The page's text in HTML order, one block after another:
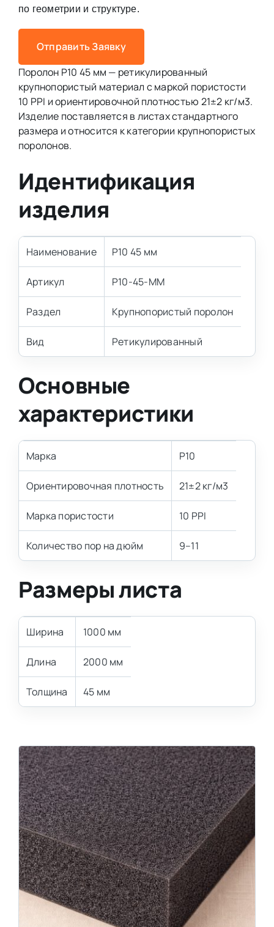
по геометрии и структуре.
Отправить Заявку
Поролон P10 45 мм — ретикулированный
крупнопористый материал с маркой пористости
10 PPI и ориентировочной плотностью 21±2 кг/м3.
Изделие поставляется в листах стандартного
размера и относится к категории крупнопористых
поролонов.
Идентификация
изделия
Наименование P10 45 мм
Артикул P10-45-MM
Раздел Крупнопористый поролон
Вид Ретикулированный
Основные
характеристики
Марка P10
Ориентировочная плотность 21±2 кг/м3
Марка пористости 10 PPI
Количество пор на дюйм 9–11
Размеры листа
Ширина 1000 мм
Длина 2000 мм
Толщина 45 мм